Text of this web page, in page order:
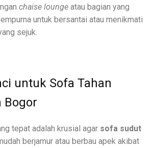
chaise lounge atau bagian yang
untuk bersantai atau menikmati
sejuk.
untuk Sofa Tahan
Bogor
tepat adalah krusial agar sofa sudut
berjamur atau berbau apek akibat